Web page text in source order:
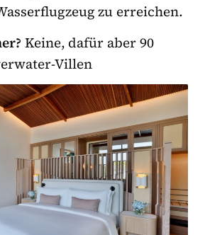
zu erreichen.
Keine, dafür aber 90
Villen